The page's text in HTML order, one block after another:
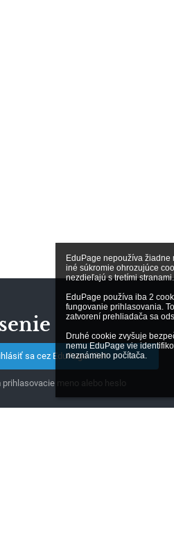
EduPage nepoužíva
iné súkromie ohrozujúce
nezdieľajú s tretími stranami.
EduPage používa iba 2
fungovanie prihlasovania.
zatvorení prehliadača sa
Druhé cookie zvyšuje
nemu EduPage vie
neznámeho počítača.
sa cez EduPage účet
prihlasovacie meno alebo heslo